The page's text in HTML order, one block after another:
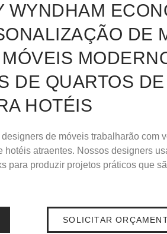
WYNDHAM
DE
DE QUARTOS DE
HOTÉIS
de móveis trabalharão com
hotéis atraentes. Nossos designers
para produzir projetos práticos que
SOLICITAR